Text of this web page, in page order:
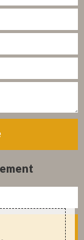
tableau,